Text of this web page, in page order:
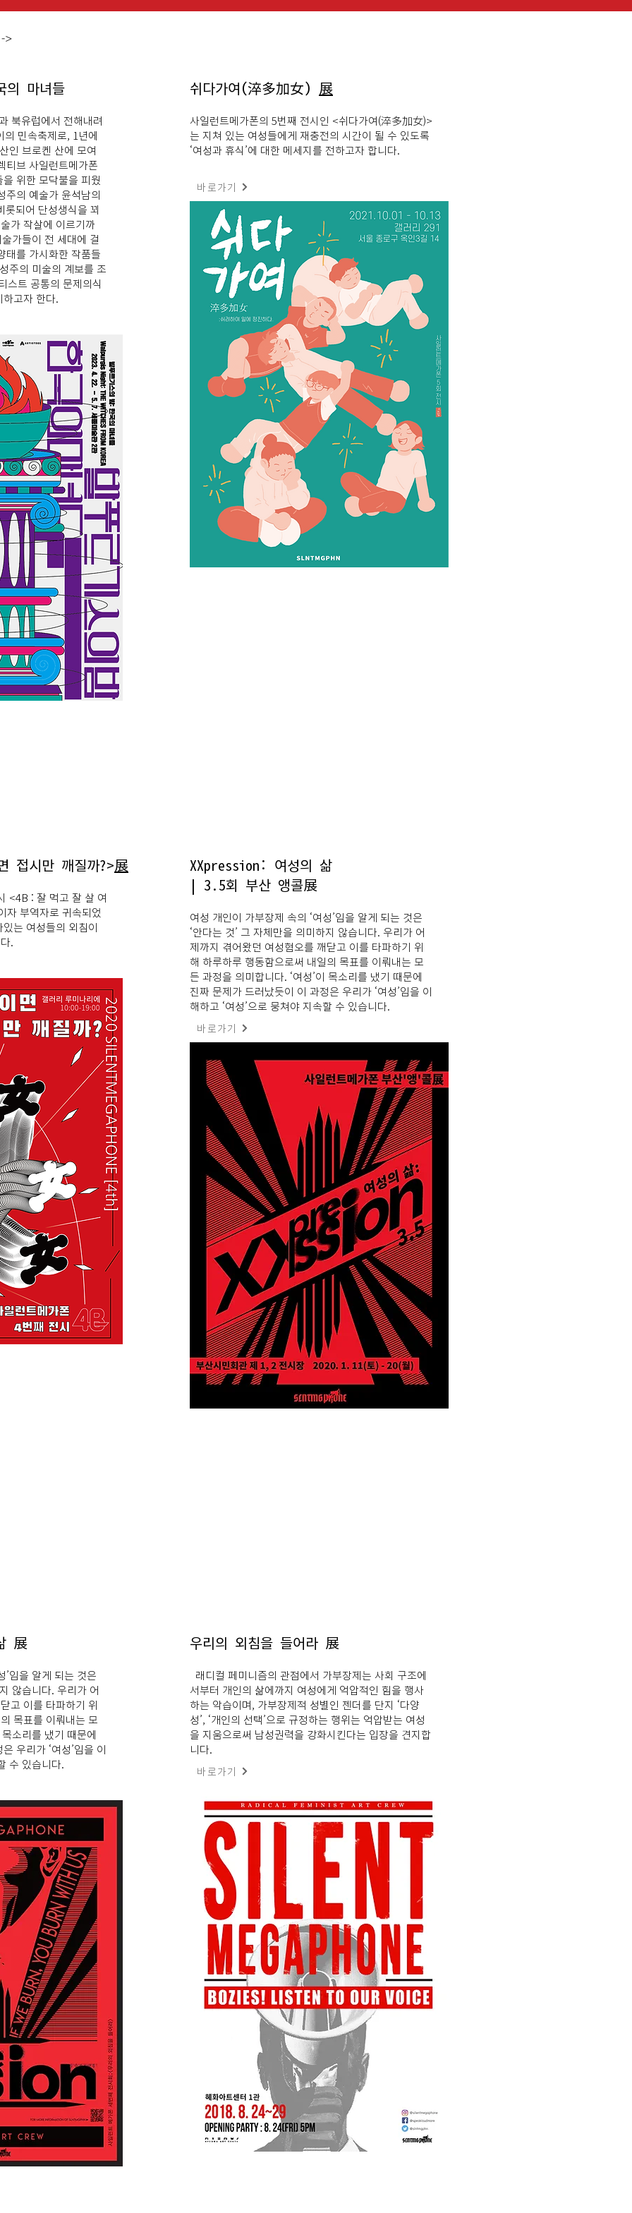
>
의 마녀들
북유럽에서 전해내려
민속축제로, 1년에
인 브로켄 산에 모여
티브 사일런트메가폰
위한 모닥불을 피웠
주의 예술가 윤석남의
되어 단성생식을 꾀
가 작살에 이르기까
가들이 전 세대에 걸
태를 가시화한 작품들
주의 미술의 계보를 조
스트 공통의 문제의식
고자 한다.
접시만 깨질까?>展
<4B : 잘 먹고 잘 살 여
자 부역자로 귀속되었
는 여성들의 외침이
.
展
’임을 알게 되는 것은
않습니다. 우리가 어
고 이를 타파하기 위
목표를 이뤄내는 모
소리를 냈기 때문에
우리가 ‘여성’임을 이
수 있습니다.
쉬다가여(淬多加女) 展
사일런트메가폰의 5번째 전시인 <쉬다가여(淬多加女)>
는 지쳐 있는 여성들에게 재충전의 시간이 될 수 있도록
‘여성과 휴식’에 대한 메세지를 전하고자 합니다.
바로가기
XXpression: 여성의 삶
| 3.5회 부산 앵콜展
여성 개인이 가부장제 속의 ‘여성’임을 알게 되는 것은
‘안다는 것’ 그 자체만을 의미하지 않습니다. 우리가 어
제까지 겪어왔던 여성혐오를 깨닫고 이를 타파하기 위
해 하루하루 행동함으로써 내일의 목표를 이뤄내는 모
든 과정을 의미합니다. ‘여성’이 목소리를 냈기 때문에
진짜 문제가 드러났듯이 이 과정은 우리가 ‘여성’임을 이
해하고 ‘여성’으로 뭉쳐야 지속할 수 있습니다.
바로가기
우리의 외침을 들어라 展
래디컬 페미니즘의 관점에서 가부장제는 사회 구조에
서부터 개인의 삶에까지 여성에게 억압적인 힘을 행사
하는 악습이며, 가부장제적 성별인 젠더를 단지 ‘다양
성’, ‘개인의 선택’으로 규정하는 행위는 억압받는 여성
을 지움으로써 남성권력을 강화시킨다는 입장을 견지합
니다.
바로가기